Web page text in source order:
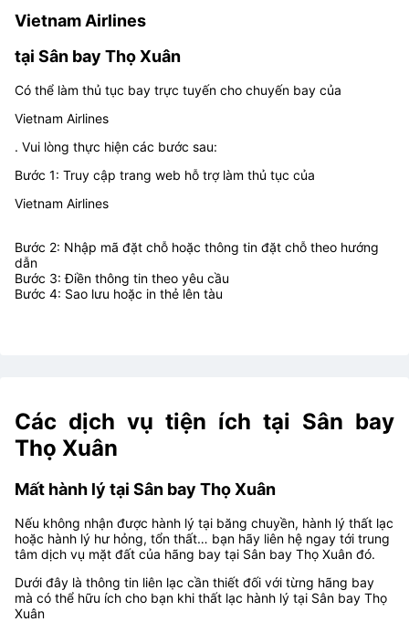
Vietnam Airlines
tại Sân bay Thọ Xuân
Có thể làm thủ tục bay trực tuyến cho chuyến bay của
Vietnam Airlines
. Vui lòng thực hiện các bước sau:
Bước 1: Truy cập trang web hỗ trợ làm thủ tục của
Vietnam Airlines
Bước 2: Nhập mã đặt chỗ hoặc thông tin đặt chỗ theo hướng
dẫn
Bước 3: Điền thông tin theo yêu cầu
Bước 4: Sao lưu hoặc in thẻ lên tàu
Các dịch vụ tiện ích tại Sân bay
Thọ Xuân
Mất hành lý tại Sân bay Thọ Xuân
Nếu không nhận được hành lý tại băng chuyền, hành lý thất lạc
hoặc hành lý hư hỏng, tổn thất… bạn hãy liên hệ ngay tới trung
tâm dịch vụ mặt đất của hãng bay tại Sân bay Thọ Xuân đó.
Dưới đây là thông tin liên lạc cần thiết đối với từng hãng bay
mà có thể hữu ích cho bạn khi thất lạc hành lý tại Sân bay Thọ
Xuân